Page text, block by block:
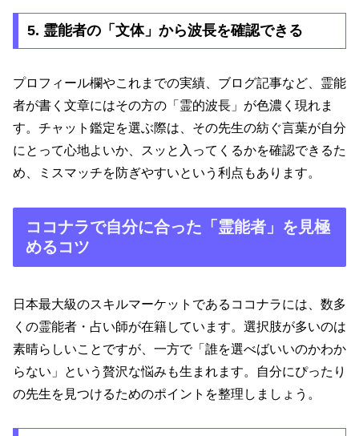
5. 霊能者の「文体」から波長を確認できる
プロフィール欄やこれまでの実績、ブログ記事など、霊能
者が書く文章にはその方の「霊的波長」が色濃く現れま
す。チャット鑑定を選ぶ際は、その先生の紡ぐ言葉が自分
にとって心地よいか、スッと入ってくるかを確認できるた
め、ミスマッチを防ぎやすいという利点もあります。
ココナラで自分に合った「霊能者」を見極
めるコツ
日本最大級のスキルマーケットであるココナラには、数多
くの霊能者・占い師が在籍しています。選択肢が多いのは
素晴らしいことですが、一方で「誰を選べばいいのかわか
らない」という贅沢な悩みも生まれます。自分にぴったり
の先生を見つけるためのポイントを整理しましょう。